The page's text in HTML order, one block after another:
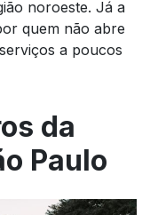
noroeste. Já a
quem não abre
a poucos
da
Paulo